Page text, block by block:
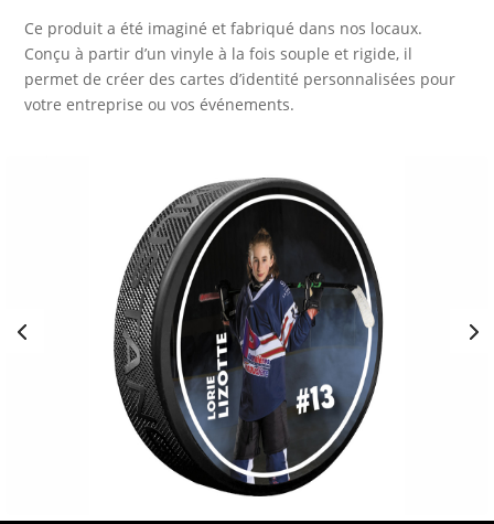
Ce produit a été imaginé et fabriqué dans nos locaux.
Conçu à partir d’un vinyle à la fois souple et rigide, il
permet de créer des cartes d’identité personnalisées pour
votre entreprise ou vos événements.